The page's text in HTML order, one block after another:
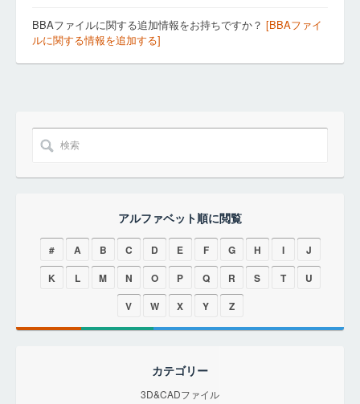
BBAファイルに関する追加情報をお持ちですか？ [BBAファイ
ルに関する情報を追加する]
アルファベット順に閲覧
# A B C D E F G H I
J
K
L M N O P Q R S T
U
V
W X Y Z
カテゴリー
3D&CADファイル